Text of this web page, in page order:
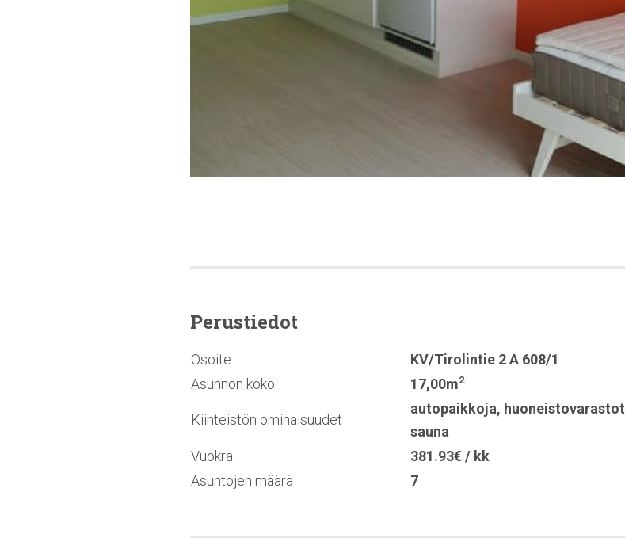
Perustiedot
Osoite
KV/Tirolintie 2 A 608/1
Asunnon koko
17,00m2
Kiinteistön ominaisuudet
autopaikkoja, huoneistovarastot
sauna
Vuokra
381.93€ / kk
Asuntojen määrä
7